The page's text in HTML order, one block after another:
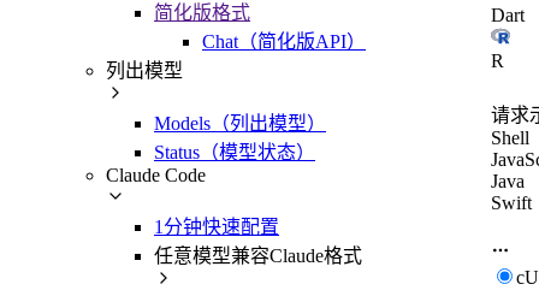
简化版格式
Chat（简化版API）
列出模型
Models（列出模型）
Status（模型状态）
Claude Code
1分钟快速配置
任意模型兼容Claude格式
Dart
R
请求
Shell
Java
Swift